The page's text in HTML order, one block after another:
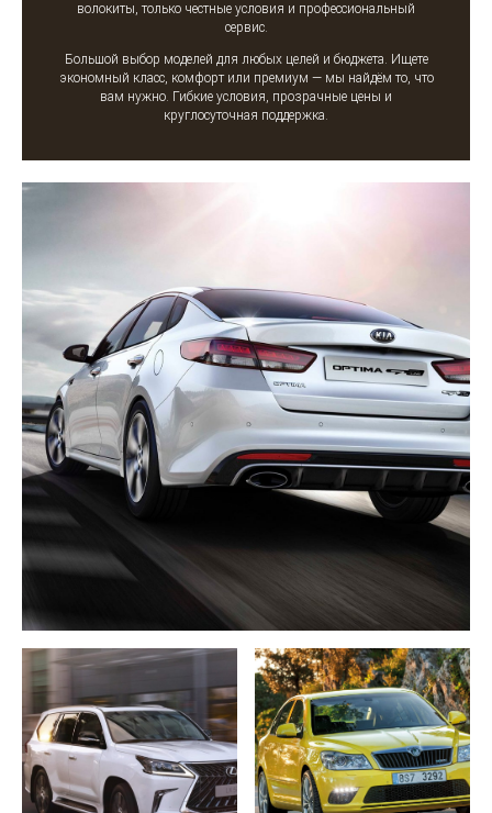
волокиты, только честные условия и профессиональный
сервис.
Большой выбор моделей для любых целей и бюджета. Ищете
экономный класс, комфорт или премиум — мы найдём то, что
вам нужно. Гибкие условия, прозрачные цены и
круглосуточная поддержка.